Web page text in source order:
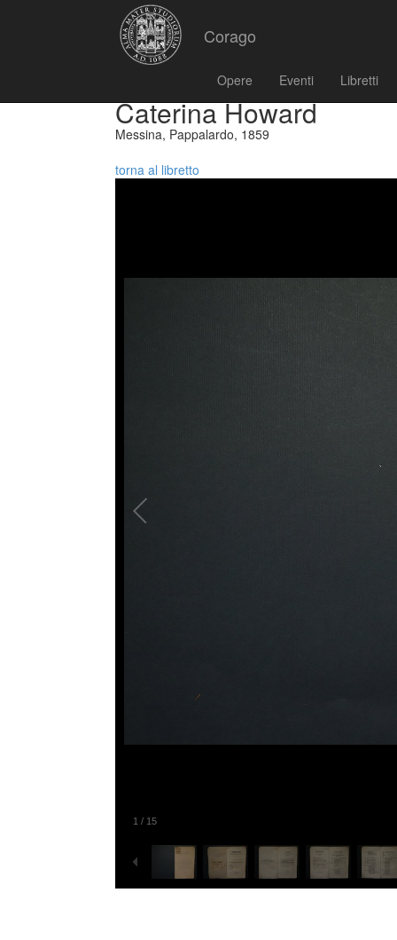
Corago
Opere Eventi Libretti
Caterina Howard
Messina, Pappalardo, 1859
torna al libretto
1 / 15